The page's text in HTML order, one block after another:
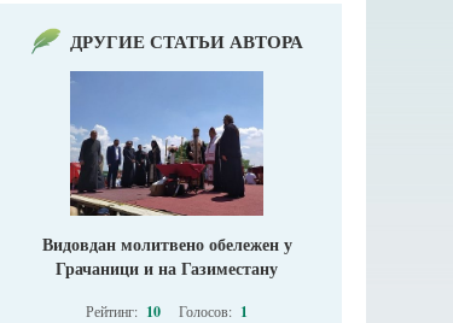
ДРУГИЕ СТАТЬИ АВТОРА
Видовдан молитвено обележен у
Грачаници и на Газиместану
Рейтинг: 10 Голосов: 1